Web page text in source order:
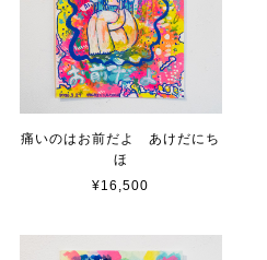
痛いのはお前だよ あけだにち
ほ
¥16,500